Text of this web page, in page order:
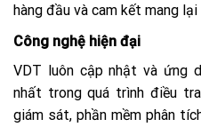
hàng đầu và cam kết mang
Công nghệ hiện đại
VDT luôn cập nhật và ứng
nhất trong quá trình điều
giám sát, phần mềm phân